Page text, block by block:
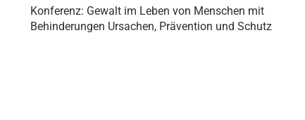
Konferenz: Gewalt im Leben von Menschen mit
Behinderungen Ursachen, Prävention und Schutz